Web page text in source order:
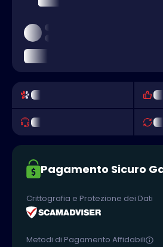
Pagamento Sicuro
Crittografia e Protezione dei Dati
Metodi di Pagamento Affidabili